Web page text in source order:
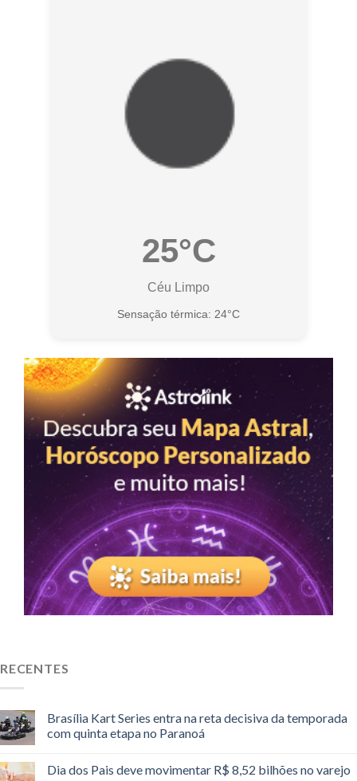
25°C
Céu Limpo
Sensação térmica: 24°C
RECENTES
Brasília Kart Series entra na reta decisiva da temporada
com quinta etapa no Paranoá
Dia dos Pais deve movimentar R$ 8,52 bilhões no varejo